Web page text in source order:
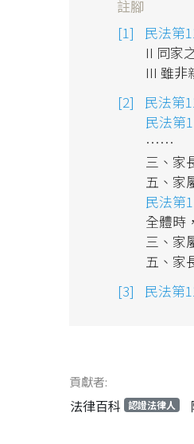
註腳
民法第
II 同家
III 雖非
民法第
民法第
……
三、
五、家
民法第
全體時
三、
五、家
民法第
貢獻者:
法律百科 認證法律人